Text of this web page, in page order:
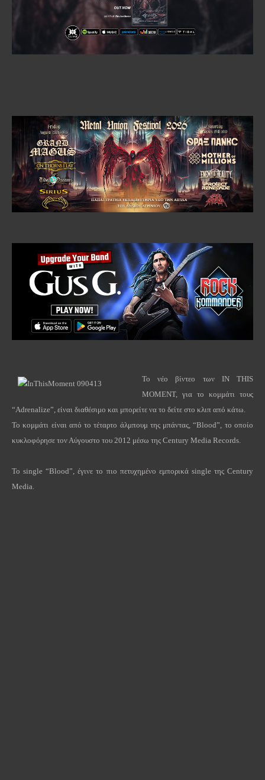
Το νέο βίντεο των IN
THIS
MOMENT, για το κομμάτι τους
“Adrenalize”, είναι διαθέσιμο και μπορείτε να το δείτε στο κλιπ από κάτω.
Το κομμάτι είναι από το τέταρτο άλμπουμ της μπάντας, “Blood”, το οποίο
κυκλοφόρησε τον Αύγουστο του 2012 μέσω της Century Media Records
Τοsingle “Blood”, έγινε το πιο πετυχημένο εμπορικά single τηςCentury
Media